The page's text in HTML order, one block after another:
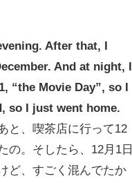
After that, I
And at night, I
“the Movie Day”, so I
so I just went home.
と、喫茶店に行って12
の。そしたら、12月1日
ど、すごく混んでたか